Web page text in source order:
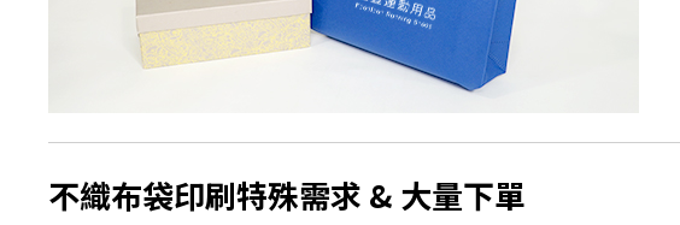
不織布袋印刷特殊需求 & 大量下單